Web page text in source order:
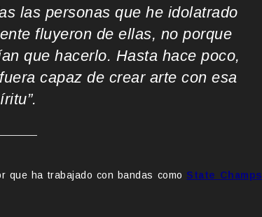
las personas que he idolatrado
fluyeron de ellas, no porque
que hacerlo. Hasta hace poco,
capaz de crear arte con esa
que ha trabajado con bandas como State Champs